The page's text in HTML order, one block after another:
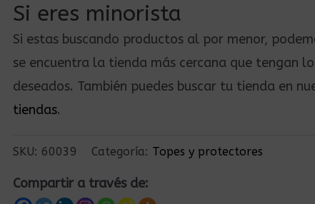
Si eres minorista
Si estas buscando productos al por menor,
se encuentra la tienda más cercana que tengan
deseados. También puedes buscar tu tienda en
tiendas.
SKU: 60039 Categoría: Topes y protectores
Compartir a través de: